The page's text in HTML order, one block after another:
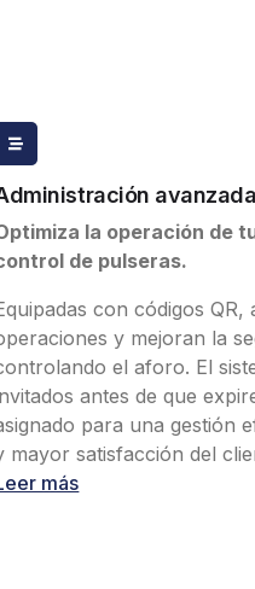
con animales
la operación de
de pulseras.
con códigos QR,
y mejoran la
el aforo. El
antes de que
para una gestión
mayor satisfacción del
más